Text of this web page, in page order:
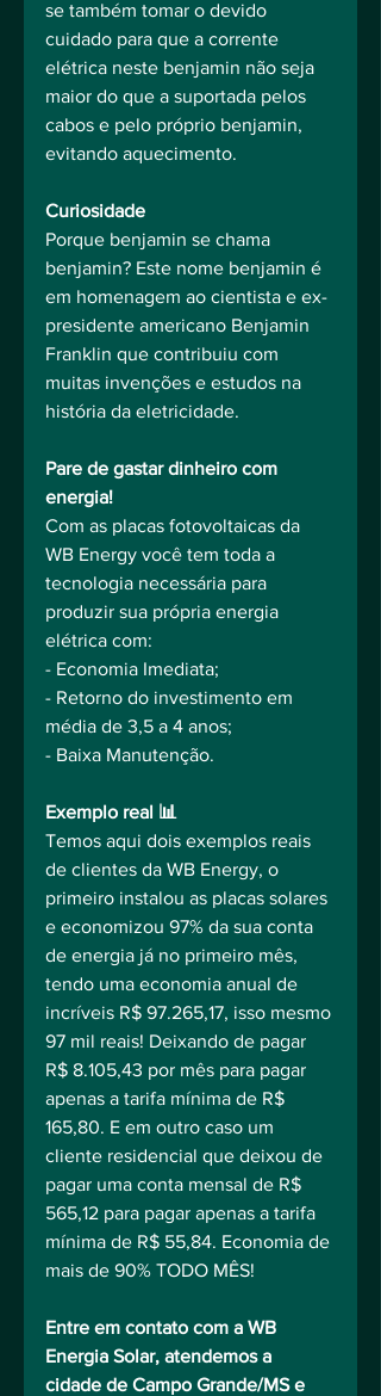
se também tomar o devido
cuidado para que a corrente
elétrica neste benjamin não seja
maior do que a suportada pelos
cabos e pelo próprio benjamin,
evitando aquecimento.
Curiosidade
Porque benjamin se chama
benjamin? Este nome benjamin é
em homenagem ao cientista e ex-
presidente americano Benjamin
Franklin que contribuiu com
muitas invenções e estudos na
história da eletricidade.
Pare de gastar dinheiro com
energia!
Com as placas fotovoltaicas da
WB Energy você tem toda a
tecnologia necessária para
produzir sua própria energia
elétrica com:⠀
- Economia Imediata;⠀
- Retorno do investimento em
média de 3,5 a 4 anos;⠀
- Baixa Manutenção.⠀
Exemplo real 📊⠀
Temos aqui dois exemplos reais
de clientes da WB Energy, o
primeiro instalou as placas solares
e economizou 97% da sua conta
de energia já no primeiro mês,
tendo uma economia anual de
incríveis R$ 97.265,17, isso mesmo
97 mil reais! Deixando de pagar
R$ 8.105,43 por mês para pagar
apenas a tarifa mínima de R$
165,80. E em outro caso um
cliente residencial que deixou de
pagar uma conta mensal de R$
565,12 para pagar apenas a tarifa
mínima de R$ 55,84. Economia de
mais de 90% TODO MÊS!
Entre em contato com a WB
Energia Solar, atendemos a
cidade de Campo Grande/MS e